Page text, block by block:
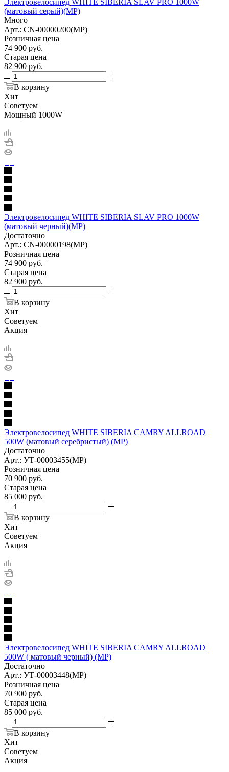
(матовый серый)(МР)
Много
Арт.: CN-00000200(МР)
Розничная цена
74 900 руб.
Старая цена
82 900 руб.
В корзину
Хит
Советуем
Мощный 1000W
Электровелосипед WHITE SIBERIA SLAV PRO 1000W
(матовый черный)(МР)
Достаточно
Арт.: CN-00000198(МР)
Розничная цена
74 900 руб.
Старая цена
82 900 руб.
В корзину
Хит
Советуем
Акция
Электровелосипед WHITE SIBERIA CAMRY ALLROAD
500W (матовый серебристый) (МР)
Достаточно
Арт.: УТ-00003455(МР)
Розничная цена
70 900 руб.
Старая цена
85 000 руб.
В корзину
Хит
Советуем
Акция
Электровелосипед WHITE SIBERIA CAMRY ALLROAD
500W ( матовый черный) (МР)
Достаточно
Арт.: УТ-00003448(МР)
Розничная цена
70 900 руб.
Старая цена
85 000 руб.
В корзину
Хит
Советуем
Акция